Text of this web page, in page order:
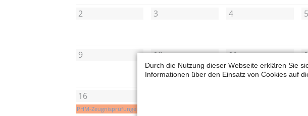
2 3 4 5
9 10
PHM-Zeugnisprüfungen
11
PHM-Zeugnisprüfungen
16
PHM-Zeugnisprüfungen
Durch die Nutzung dieser Webseite erklären Sie
Informationen über den Einsatz von Cookies auf